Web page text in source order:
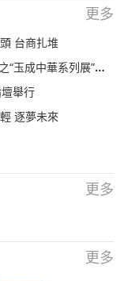
更多
台商扎堆
成中華系列展”開展
舉行
逐夢未來
更多
更多